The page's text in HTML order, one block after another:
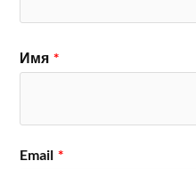
Имя *
Email *